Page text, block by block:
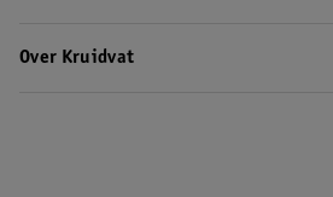
Over Kruidvat